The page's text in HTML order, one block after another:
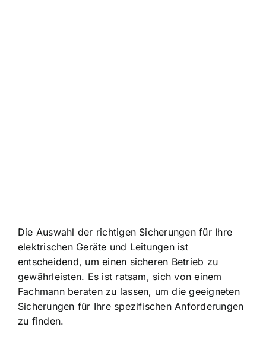
Die Auswahl der richtigen Sicherungen für Ihre
elektrischen Geräte und Leitungen ist
entscheidend, um einen sicheren Betrieb zu
gewährleisten. Es ist ratsam, sich von einem
Fachmann beraten zu lassen, um die geeigneten
Sicherungen für Ihre spezifischen Anforderungen
zu finden.